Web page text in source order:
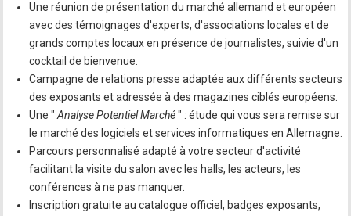
Une réunion de présentation du marché allemand et européen
avec des témoignages d'experts, d'associations locales et de
grands comptes locaux en présence de journalistes, suivie d'un
cocktail de bienvenue.
Campagne de relations presse adaptée aux différents secteurs
des exposants et adressée à des magazines ciblés européens.
Une "Analyse Potentiel Marché" : étude qui vous sera remise sur
le marché des logiciels et services informatiques en Allemagne.
Parcours personnalisé adapté à votre secteur d'activité
facilitant la visite du salon avec les halls, les acteurs, les
conférences à ne pas manquer.
Inscription gratuite au catalogue officiel, badges exposants,